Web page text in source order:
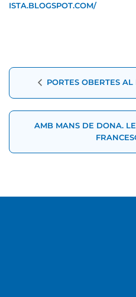
ISTA.BLOGSPOT.COM/
Navegació
PORTES OBERTES
AMB MANS DE DONA.